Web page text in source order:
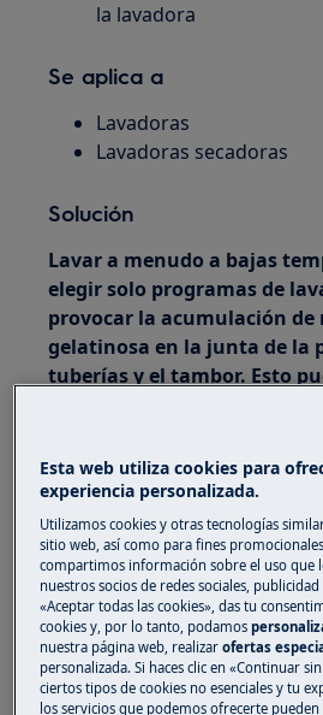
la lavadora
Se aplica a
Lavadoras
Lavadoras secadoras
Solución
Lavar a menudo a bajas
elegir solo programas de
provocar la acumulación de
gelatinosa en la junta de la
tuberías y el tambor. Esto
mangueras, causar mal olor
Un lavado de mantenimiento
1. Ejecuta un ciclo de lavado
sin ninguna colada en el
una taza de carbonato de
2. Además, utiliza el
tambor para limpiar la
Esta web utiliza cookies para
experiencia personalizada.
Utilizamos cookies y otras tecnologías
sitio web, así como para fines
compartimos información sobre el uso que
nuestros socios de redes sociales,
«Aceptar todas las cookies», das tu
cookies y, por lo tanto, podamos
nuestra página web, realizarofertas
personalizada. Si haces clic en «Continuar
ciertos tipos de cookies no esenciales y tu
los servicios que podemos ofrecerte pueden